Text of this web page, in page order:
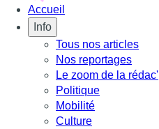
Accueil
Info
Tous nos articles
Nos reportages
Le zoom de la rédac'
Politique
Mobilité
Culture